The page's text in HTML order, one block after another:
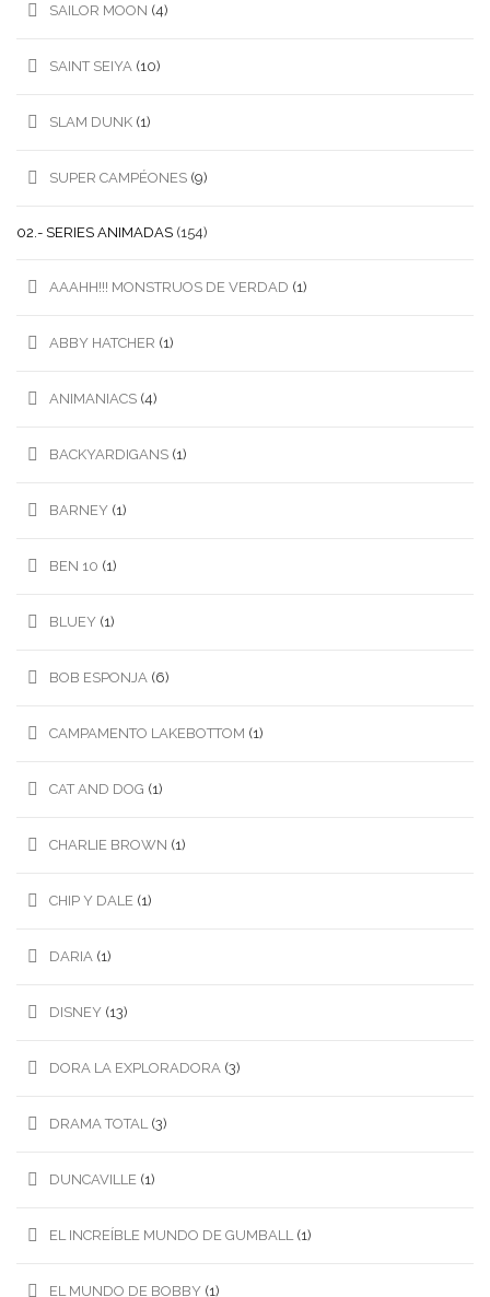
SAILOR MOON (4)
SAINT SEIYA (10)
SLAM DUNK (1)
SUPER CAMPÉONES (9)
02.- SERIES ANIMADAS (154)
AAAHH!!! MONSTRUOS DE VERDAD (1)
ABBY HATCHER (1)
ANIMANIACS (4)
BACKYARDIGANS (1)
BARNEY (1)
BEN 10 (1)
BLUEY (1)
BOB ESPONJA (6)
CAMPAMENTO LAKEBOTTOM (1)
CAT AND DOG (1)
CHARLIE BROWN (1)
CHIP Y DALE (1)
DARIA (1)
DISNEY (13)
DORA LA EXPLORADORA (3)
DRAMA TOTAL (3)
DUNCAVILLE (1)
EL INCREÍBLE MUNDO DE GUMBALL (1)
EL MUNDO DE BOBBY (1)